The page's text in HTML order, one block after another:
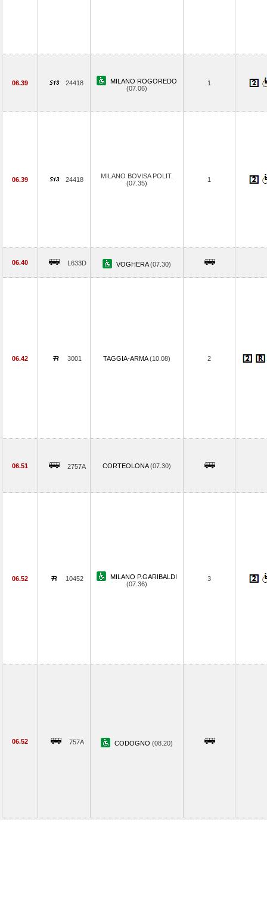
06.39 24418
MILANO ROGOREDO
(07.06)
1
06.39 24418
MILANO BOVISA POLIT.
(07.35)
1
06.40 L633D VOGHERA(07.30)
06.42 3001 TAGGIA-ARMA(10.08) 2
06.51 2757A CORTEOLONA(07.30)
06.52 10452
MILANO P.GARIBALDI
(07.36)
3
06.52 757A CODOGNO (08.20)